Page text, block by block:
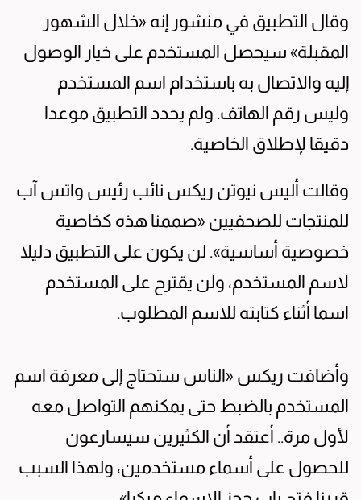
وقال التطبيق في منشور إنه «خلال الشهور
المقبلة» سيحصل المستخدم على خيار الوصول
إليه والاتصال به باستخدام اسم المستخدم
وليس رقم الهاتف. ولم يحدد التطبيق موعدا
دقيقا لإطلاق الخاصية.
وقالت أليس نيوتن ريكس نائب رئيس واتس آب
للمنتجات للصحفيين «صممنا هذه كخاصية
خصوصية أساسية». لن يكون على التطبيق دليلا
لاسم المستخدم، ولن يقترح على المستخدم
اسما أثناء كتابته للاسم المطلوب.
وأضافت ريكس «الناس ستحتاج إلى معرفة اسم
المستخدم بالضبط حتى يمكنهم التواصل معه
لأول مرة.. أعتقد أن الكثيرين سيسارعون
للحصول على أسماء مستخدمين، ولهذا السبب